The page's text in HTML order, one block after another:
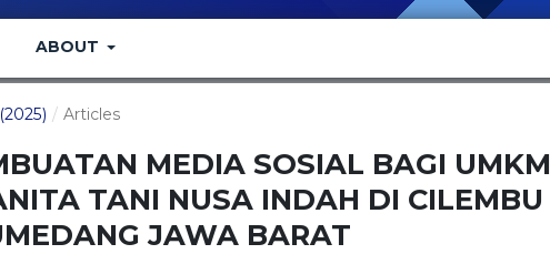
ABOUT
/ Articles
MEDIA SOSIAL BAGI UMKM
TANI NUSA INDAH DI CILEMBU
JAWA BARAT